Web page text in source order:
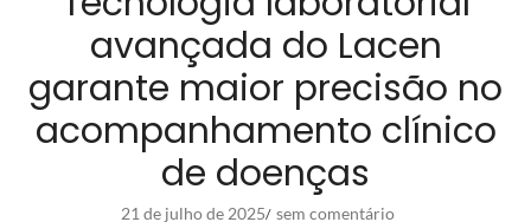
avançada do Lacen
garante maior precisão no
acompanhamento clínico
de doenças
21 de julho de 2025/ sem comentário